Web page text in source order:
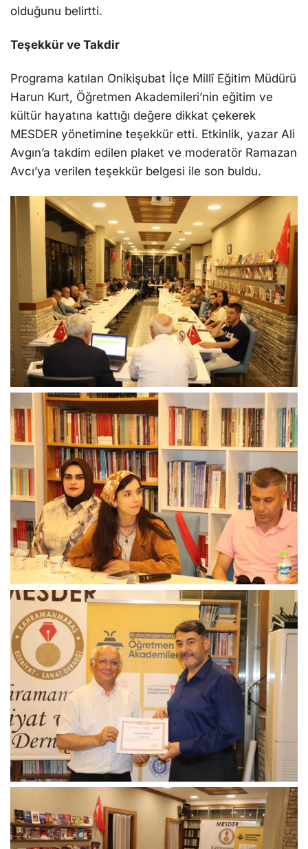
olduğunu belirtti.
Teşekkür ve Takdir
Programa katılan Onikişubat İlçe Millî Eğitim Müdürü
Harun Kurt, Öğretmen Akademileri’nin eğitim ve
kültür hayatına kattığı değere dikkat çekerek
MESDER yönetimine teşekkür etti. Etkinlik, yazar Ali
Avgın’a takdim edilen plaket ve moderatör Ramazan
Avcı’ya verilen teşekkür belgesi ile son buldu.